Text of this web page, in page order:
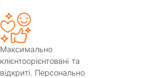
Максимально
клієнтоорієнтовані та
відкриті. Персонально